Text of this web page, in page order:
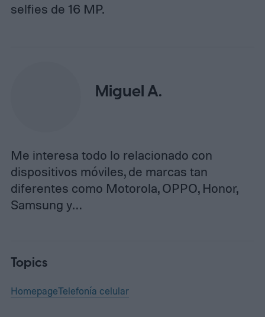
selfies de 16 MP.
Miguel A.
Me interesa todo lo relacionado con
dispositivos móviles, de marcas tan
diferentes como Motorola, OPPO, Honor,
Samsung y…
Topics
HomepageTelefonía celular